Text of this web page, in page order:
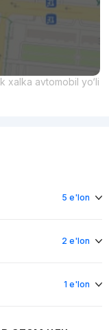
xalka avtomobil yo‘li
5 e'lon
2 e'lon
1 e'lon